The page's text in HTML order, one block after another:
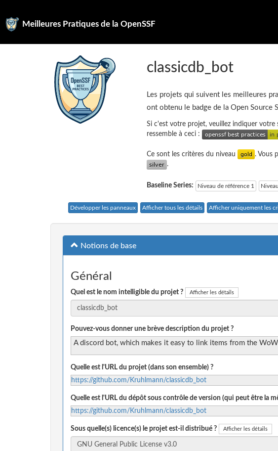
Meilleures Pratiques de la OpenSSF
classicdb_bot
Les projets qui suivent les meilleures
ont obtenu le badge de la Open Source
Si c'est votre projet, veuillez indiquer
ressemble à ceci :
Ce sont les critères du niveau . Vous
.
Baseline Series: Niveau de référence 1
Développer les panneaux Afficher tous les détails Afficher uniquement les
Notions de base
Général
Quel est le nom intelligible du projet ? Afficher les détails
Pouvez-vous donner une brève description du projet ?
A discord bot, which makes it easy to link items from the WoW
Quelle est l'URL du projet (dans son ensemble) ?
https://github.com/Kruhlmann/classicdb_bot
Quelle est l'URL du dépôt sous contrôle de version (qui peut être la
https://github.com/Kruhlmann/classicdb_bot
Sous quelle(s) licence(s) le projet est-il distribué ? Afficher les détails